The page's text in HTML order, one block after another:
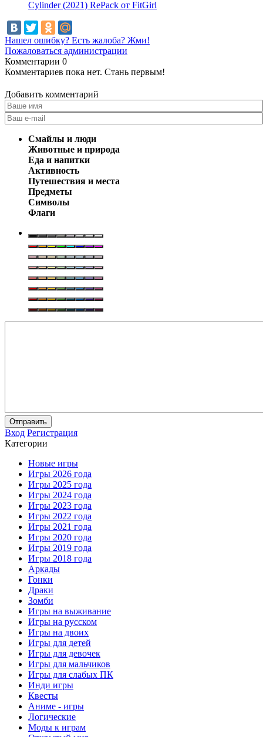
Cylinder (2021) RePack от FitGirl
Нашел ошибку? Есть жалоба? Жми!
Пожаловаться администрации
Комментарии 0
Комментариев пока нет. Стань первым!
Добавить комментарий
Смайлы и люди
Животные и природа
Еда и напитки
Активность
Путешествия и места
Предметы
Символы
Флаги
Отправить
Вход Регистрация
Категории
Новые игры
Игры 2026 года
Игры 2025 года
Игры 2024 года
Игры 2023 года
Игры 2022 года
Игры 2021 года
Игры 2020 года
Игры 2019 года
Игры 2018 года
Аркады
Гонки
Драки
Зомби
Игры на выживание
Игры на русском
Игры на двоих
Игры для детей
Игры для девочек
Игры для мальчиков
Игры для слабых ПК
Инди игры
Квесты
Аниме - игры
Логические
Моды к играм